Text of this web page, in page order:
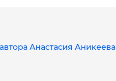
Анастасия Аникеева